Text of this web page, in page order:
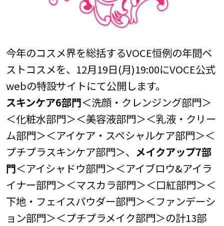
今年のコスメ界を総括するVOCE恒例の年間ベ
ストコスメを、12月19日(月)19:00にVOCE公式
webの特設サイトにて公開します。
スキンケア6部門＜洗顔・クレンジング部門＞
＜化粧水部門＞＜美容液部門＞＜乳液・クリー
ム部門＞＜アイケア・スペシャルケア部門＞＜
プチプラスキンケア部門＞、 メイクアップ7部
門＜アイシャドウ部門＞＜アイブロウ&アイラ
イナー部門＞＜マスカラ部門＞＜口紅部門＞＜
下地・フェイスパウダー部門＞＜ファンデーシ
ョン部門＞＜プチプラメイク部門＞の計13部